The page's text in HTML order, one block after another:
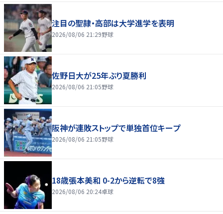
注目の聖隷・高部は大学進学を表明
2026/08/06 21:29野球
佐野日大が25年ぶり夏勝利
2026/08/06 21:05野球
阪神が連敗ストップで単独首位キープ
2026/08/06 21:05野球
18歳張本美和 0-2から逆転で8強
2026/08/06 20:24卓球